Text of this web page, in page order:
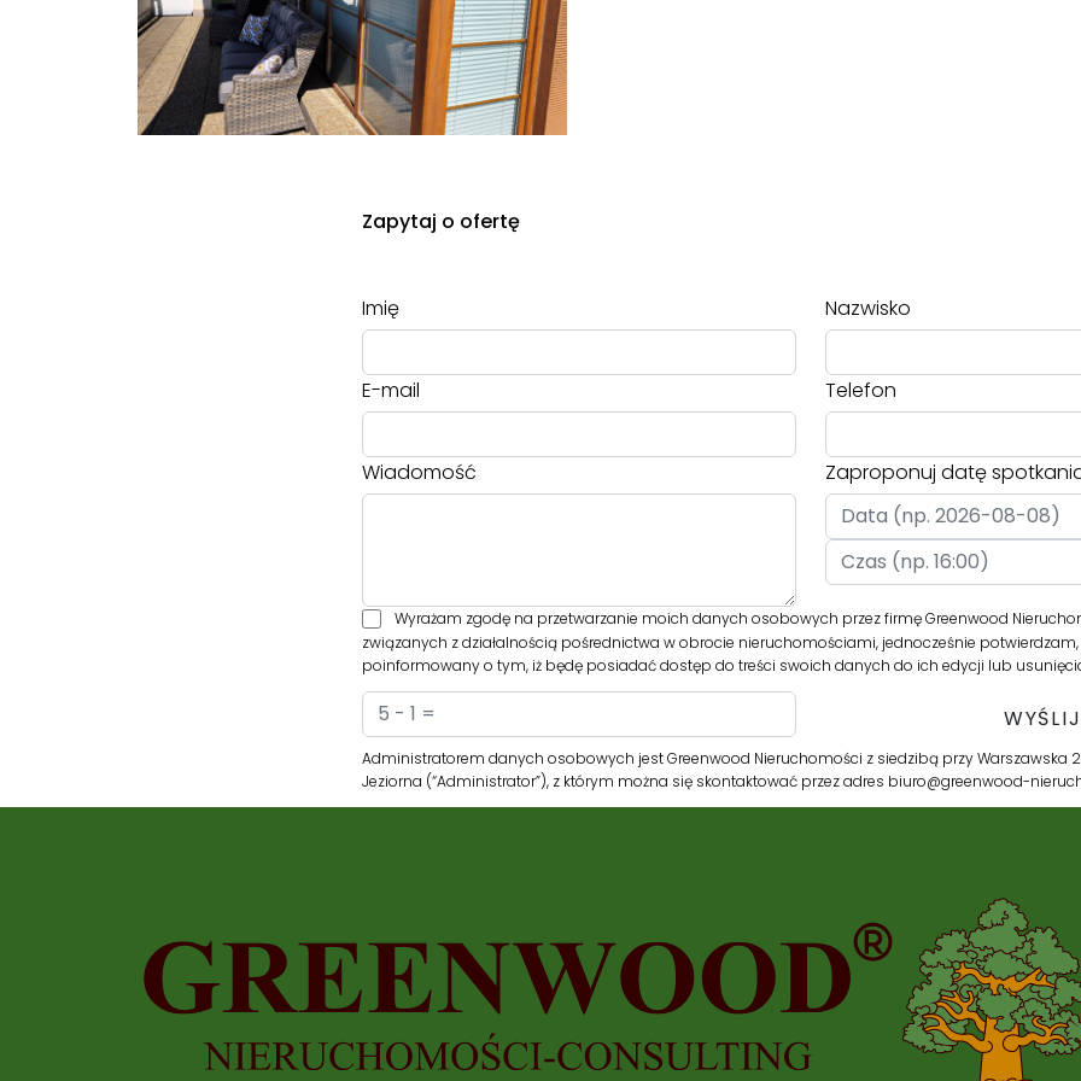
Zapytaj o ofertę
Imię Nazwisko
E-mail Telefon
Wiadomość Zaproponuj datę
Wyrażam zgodę na przetwarzanie moich danych osobowych przez firmę Greenwood
związanych z działalnością pośrednictwa w obrocie nieruchomościami, jednocześnie potwierdzam,
poinformowany o tym, iż będę posiadać dostęp do treści swoich danych do ich edycji lub
Administratorem danych osobowych jest Greenwood Nieruchomości z siedzibą przy Warszawska
Jeziorna (“Administrator”), z którym można się skontaktować przez adres biuro@greenwood-